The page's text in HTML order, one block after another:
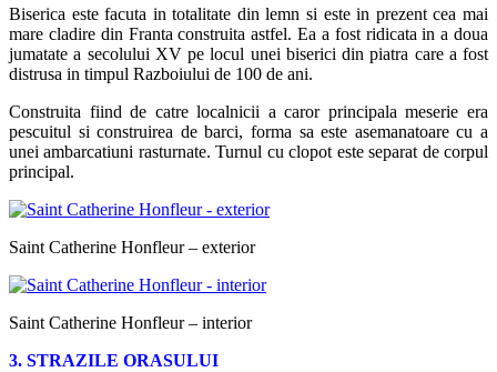
Biserica este facuta in totalitate din lemn si este in prezent cea mai
mare cladire din Franta construita astfel. Ea a fost ridicata in a doua
jumatate a secolului XV pe locul unei biserici din piatra care a fost
distrusa in timpul Razboiului de 100 de ani.
Construita fiind de catre localnicii a caror principala meserie era
pescuitul si construirea de barci, forma sa este asemanatoare cu a
unei ambarcatiuni rasturnate. Turnul cu clopot este separat de corpul
principal.
Saint Catherine Honfleur – exterior
Saint Catherine Honfleur – interior
3. STRAZILE ORASULUI